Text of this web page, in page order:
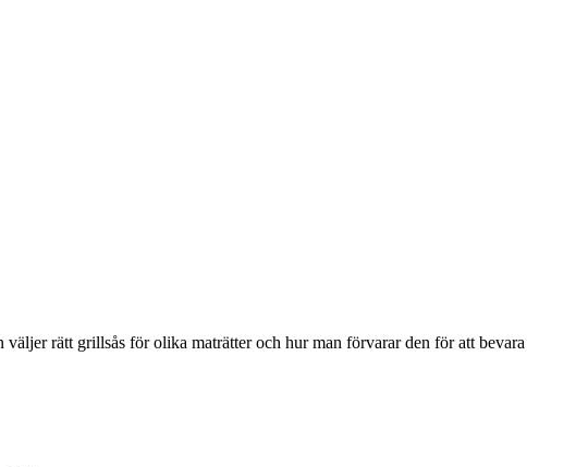
rätt grillsås för olika maträtter och hur man förvarar den för att bevara